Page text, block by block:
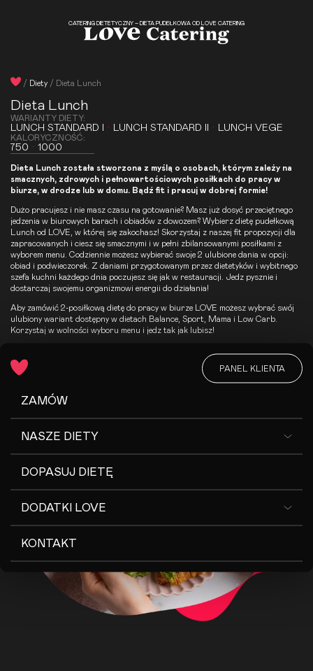
CATERING DIETETYCZNY – DIETA PUDEŁKOWA OD LOVE CATERING
/ Diety / Dieta Lunch
Dieta Lunch
WARIANTY DIETY:
LUNCH STANDARD I · LUNCH STANDARD II · LUNCH VEGE
KALORYCZNOŚĆ:
750 · 1000
Dieta Lunch została stworzona z myślą o osobach, którym zależy na
smacznych, zdrowych i pełnowartościowych posiłkach do pracy w
biurze, w drodze lub w domu. Bądź fit i pracuj w dobrej formie!
Dużo pracujesz i nie masz czasu na gotowanie? Masz już dosyć przeciętnego
jedzenia w biurowych barach i obiadów z dowozem? Wybierz dietę pudełkową
Lunch od LOVE, w której się zakochasz! Skorzystaj z naszej fit propozycji dla
zapracowanych i ciesz się smacznymi i w pełni zbilansowanymi posiłkami z
wyborem menu. Codziennie możesz wybierać swoje 2 ulubione dania w opcji:
obiad i podwieczorek. Z daniami przygotowanym przez dietetyków i wybitnego
szefa kuchni każdego dnia poczujesz się jak w restauracji. Jedz pysznie i
dostarczaj swojemu organizmowi energii do działania!
Aby zamówić 2-posiłkową dietę do pracy w biurze LOVE możesz wybrać swój
ulubiony wariant dostępny w dietach Balance , Sport, Mama i Low Carb
Korzystaj w wolności wyboru menu i jedz tak jak lubisz!
PRZEJDŹ DO ZAMÓWIENIA PANEL KLIENTA
ZAMÓW
NASZE DIETY
DOPASUJ DIETĘ
DODATKI LOVE
KONTAKT